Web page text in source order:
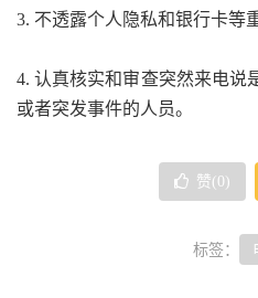
3. 不透露个人隐私和银行卡等
4. 认真核实和审查突然来电说
或者突发事件的人员。
赞( 0 )
标签：